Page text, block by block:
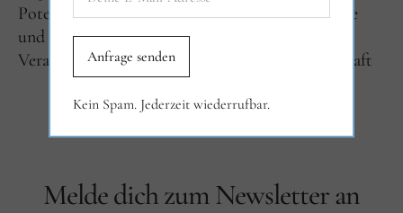
Potenzialentwicklung und Berufung
Selbstliebe
und Beziehungen
Über Filiasophia
Veranstaltungen
Verantwortung und Gesellschaft
Melde dich zum Newsletter an
Kein Spam. Jederzeit wiederrufbar.